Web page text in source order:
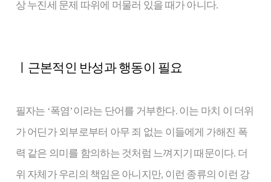
상 누진세 문제 따위에 머물러 있을 때가 아니다.
ㅣ근본적인 반성과 행동이 필요
필자는 ‘폭염’이라는 단어를 거부한다. 이는 마치 이 더위
가 어딘가 외부로부터 아무 죄 없는 이들에게 가해진 폭
력 같은 의미를 함의하는 것처럼 느껴지기 때문이다. 더
위 자체가 우리의 책임은 아니지만, 이런 종류의 이런 강